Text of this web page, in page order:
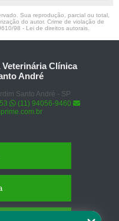
Sua reprodução, parcial ou total,
do autor. Crime de violação de
98 - Lei de direitos autorais
Clínica
André
Santo André - SP
(11) 94056-9460